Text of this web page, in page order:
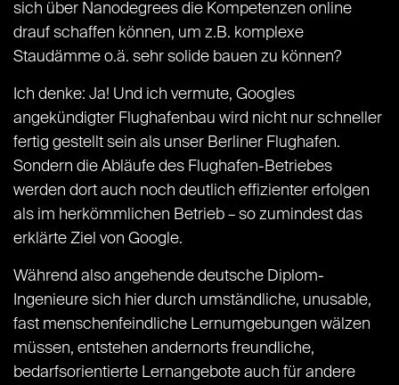
sich über Nanodegrees die Kompetenzen online
drauf schaffen können, um z.B. komplexe
Staudämme o.ä. sehr solide bauen zu können?
Ich denke: Ja! Und ich vermute, Googles
angekündigter Flughafenbau wird nicht nur schneller
fertig gestellt sein als unser Berliner Flughafen.
Sondern die Abläufe des Flughafen-Betriebes
werden dort auch noch deutlich effizienter erfolgen
als im herkömmlichen Betrieb – so zumindest das
erklärte Ziel von Google.
Während also angehende deutsche Diplom-
Ingenieure sich hier durch umständliche, unusable,
fast menschenfeindliche Lernumgebungen wälzen
müssen, entstehen andernorts freundliche,
bedarfsorientierte Lernangebote auch für andere